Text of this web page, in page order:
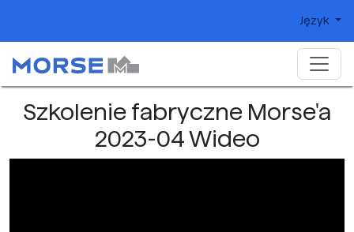
Język
Szkolenie fabryczne Morse'a
2023-04 Wideo